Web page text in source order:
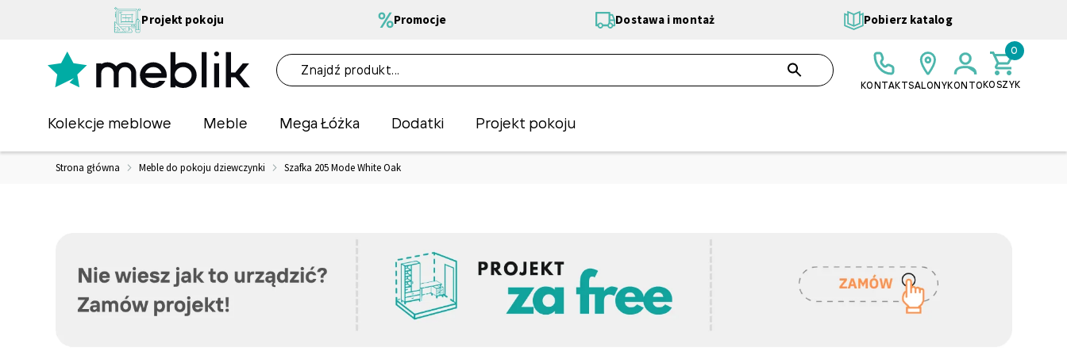
Projekt pokoju Promocje Dostawa i montaż Pobierz katalog
Kolekcje meblowe Meble Mega Łóżka Dodatki Projekt pokoju
SZUKAJ
KONTAKTSALONYKONTOKOSZYK
0,00 ZŁ
0
Strona główna Meble do pokoju dziewczynki Szafka 205 Mode White Oak